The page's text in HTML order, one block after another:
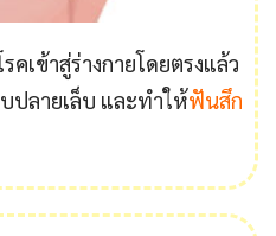
คเข้าสู่ร่างกายโดยตรงแล้ว
ปลายเล็บ และทำให้ฟันสึก